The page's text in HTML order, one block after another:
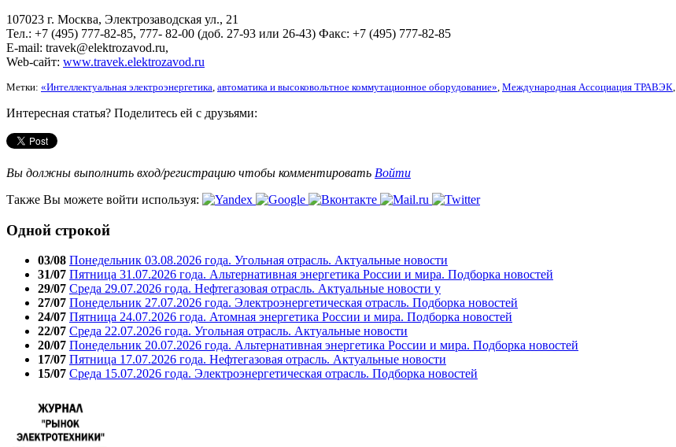
107023 г. Москва, Электрозаводская ул., 21
Тел.: +7 (495) 777-82-85, 777- 82-00 (доб. 27-93 или 26-43) Факс: +7 (495) 777-82-85
E-mail: travek@elektrozavod.ru,
Web-сайт: www.travek.elektrozavod.ru
Метки: «Интеллектуальная электроэнергетика, автоматика и высоковольтное коммутационное оборудование», Международная Ассоциация ТРАВЭК,
Интересная статья? Поделитесь ей с друзьями:
Вы должны выполнить вход/регистрацию чтобы комментировать Войти
Также Вы можете войти используя:
Одной строкой
03/08 Понедельник 03.08.2026 года. Угольная отрасль. Актуальные новости
31/07 Пятница 31.07.2026 года. Альтернативная энергетика России и мира. Подборка новостей
29/07 Среда 29.07.2026 года. Нефтегазовая отрасль. Актуальные новости у
27/07 Понедельник 27.07.2026 года. Электроэнергетическая отрасль. Подборка новостей
24/07 Пятница 24.07.2026 года. Атомная энергетика России и мира. Подборка новостей
22/07 Среда 22.07.2026 года. Угольная отрасль. Актуальные новости
20/07 Понедельник 20.07.2026 года. Альтернативная энергетика России и мира. Подборка новостей
17/07 Пятница 17.07.2026 года. Нефтегазовая отрасль. Актуальные новости
15/07 Среда 15.07.2026 года. Электроэнергетическая отрасль. Подборка новостей